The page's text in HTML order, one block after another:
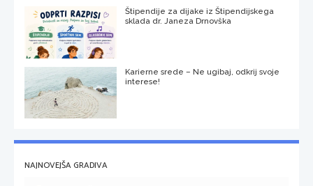
Štipendije za dijake iz Štipendijskega
sklada dr. Janeza Drnovška
Karierne srede – Ne ugibaj, odkrij svoje
interese!
NAJNOVEJŠA GRADIVA